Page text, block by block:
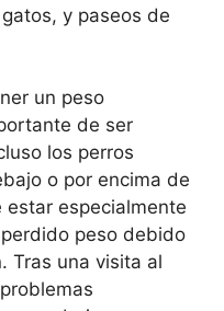
y paseos de
un peso
de ser
los perros
o por encima de
especialmente
peso debido
Tras una visita al